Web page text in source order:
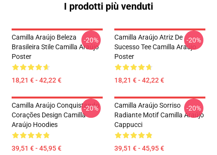
I prodotti più venduti
Camilla Araújo Beleza
Brasileira Stile Camilla Araújo
Poster
18,21 € - 42,22 €
-20%
Camilla Araújo Atriz De
Sucesso Tee Camilla Araújo
Poster
18,21 € - 42,22 €
-20%
Camilla Araújo Conquistando
Corações Design Camilla
Araújo Hoodies
39,51 € - 45,95 €
-20%
Camilla Araújo Sorriso
Radiante Motif Camilla Araújo
Cappucci
39,51 € - 45,95 €
-20%